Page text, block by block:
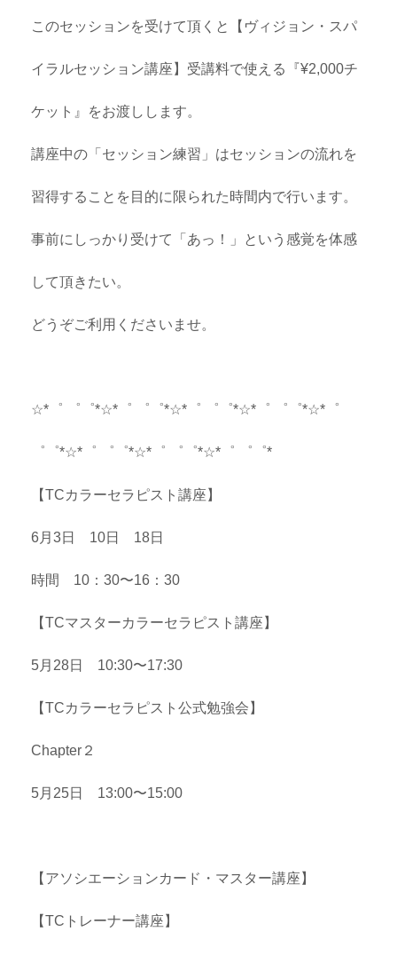
このセッションを受けて頂くと【ヴィジョン・スパ
イラルセッション講座】受講料で使える『¥2,000チ
ケット』をお渡しします。
講座中の「セッション練習」はセッションの流れを
習得することを目的に限られた時間内で行います。
事前にしっかり受けて「あっ！」という感覚を体感
して頂きたい。
どうぞご利用くださいませ。
☆*゜ ゜゜*☆*゜ ゜゜*☆*゜ ゜゜*☆*゜ ゜゜*☆*゜
゜゜*☆*゜ ゜゜*☆*゜ ゜゜*☆*゜ ゜゜*
【TCカラーセラピスト講座】
6月3日 10日 18日
時間 10：30〜16：30
【TCマスターカラーセラピスト講座】
5月28日 10:30〜17:30
【TCカラーセラピスト公式勉強会】
Chapter２
5月25日 13:00〜15:00
【アソシエーションカード・マスター講座】
【TCトレーナー講座】